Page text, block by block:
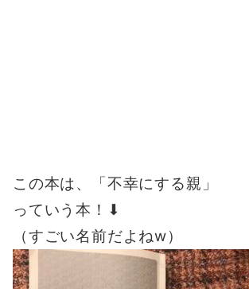
この本は、「不幸にする親」
っていう本！⬇︎
（すごい名前だよねw）